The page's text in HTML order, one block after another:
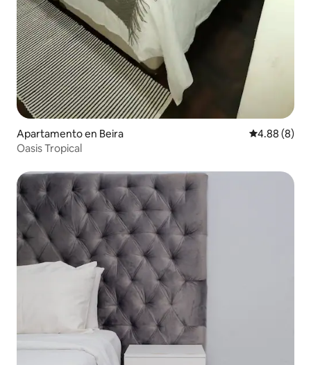
Apartamento en Beira Calificación
4.88 (8)
Oasis Tropical